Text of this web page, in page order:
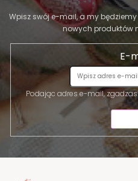
Wpisz swój e-mail, a my
nowych produktów
E-
Podając adres e-mail,